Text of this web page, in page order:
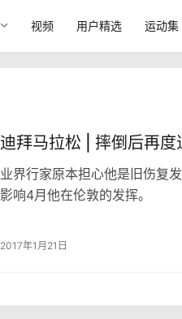
视频 用户精选 运动集
迪拜马拉松 | 摔倒后再度
业界行家原本担心他是旧伤复
影响4月他在伦敦的发挥。
2017年1月21日